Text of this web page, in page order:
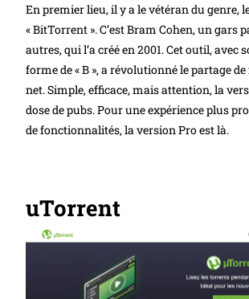
En premier lieu, il y a le vétéran du genre,
« BitTorrent ». C’est Bram Cohen, un gars
autres, qui l’a créé en 2001. Cet outil, avec
forme de « B », a révolutionné le partage
net. Simple, efficace, mais attention, la
dose de pubs. Pour une expérience plus
de fonctionnalités, la version Pro est là.
uTorrent